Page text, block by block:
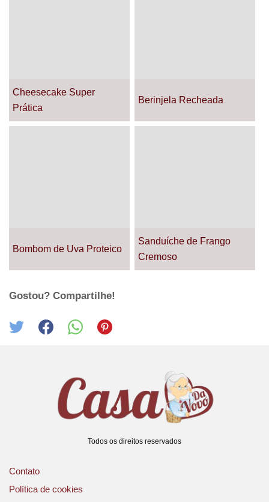
Cheesecake Super
Prática
Berinjela Recheada
Bombom de Uva Proteico
Sanduíche de Frango
Cremoso
Gostou? Compartilhe!
Todos os direitos reservados
Contato
Política de cookies